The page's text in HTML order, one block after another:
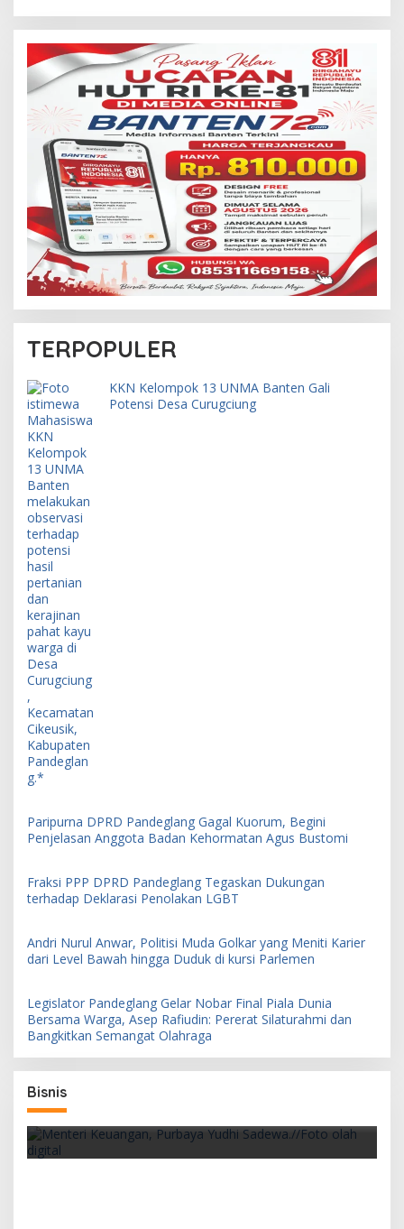
TERPOPULER
KKN Kelompok 13 UNMA Banten Gali
Potensi Desa Curugciung
Paripurna DPRD Pandeglang Gagal Kuorum, Begini
Penjelasan Anggota Badan Kehormatan Agus Bustomi
Fraksi PPP DPRD Pandeglang Tegaskan Dukungan
terhadap Deklarasi Penolakan LGBT
Andri Nurul Anwar, Politisi Muda Golkar yang Meniti Karier
dari Level Bawah hingga Duduk di kursi Parlemen
Legislator Pandeglang Gelar Nobar Final Piala Dunia
Bersama Warga, Asep Rafiudin: Pererat Silaturahmi dan
Bangkitkan Semangat Olahraga
Bisnis
Pemerintah Siapkan PFII sebagai Pusat
Finansial